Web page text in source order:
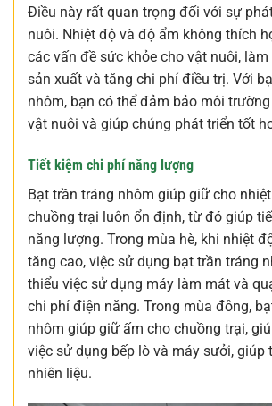
Điều này rất quan trọng đối với sự
nuôi. Nhiệt độ và độ ẩm không thích
các vấn đề sức khỏe cho vật nuôi,
sản xuất và tăng chi phí điều trị. Với
nhôm, bạn có thể đảm bảo môi
vật nuôi và giúp chúng phát triển tốt
Tiết kiệm chi phí năng lượng
Bạt trần tráng nhôm giúp giữ cho
chuồng trại luôn ổn định, từ đó giúp
năng lượng. Trong mùa hè, khi nhiệt
tăng cao, việc sử dụng bạt trần tráng
thiểu việc sử dụng máy làm mát và
chi phí điện năng. Trong mùa đông,
nhôm giúp giữ ấm cho chuồng trại,
việc sử dụng bếp lò và máy sưởi, giúp
nhiên liệu.